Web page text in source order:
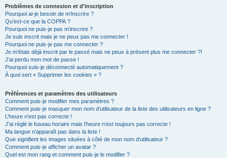
Problèmes de connexion et d’inscription
Pourquoi ai-je besoin de m’inscrire ?
Qu’est-ce que la COPPA ?
Pourquoi ne puis-je pas m’inscrire ?
Je suis inscrit mais je ne peux pas me connecter !
Pourquoi ne puis-je pas me connecter ?
Je m’étais déjà inscrit par le passé mais ne peux à présent plus me connecter ?!
J’ai perdu mon mot de passe !
Pourquoi suis-je déconnecté automatiquement ?
À quoi sert « Supprimer les cookies » ?
Préférences et paramètres des utilisateurs
Comment puis-je modifier mes paramètres ?
Comment puis-je masquer mon nom d’utilisateur de la liste des utilisateurs en ligne ?
L’heure n’est pas correcte !
J’ai réglé le fuseau horaire mais l’heure n’est toujours pas correcte !
Ma langue n’apparaît pas dans la liste !
Que signifient les images situées à côté de mon nom d’utilisateur ?
Comment puis-je afficher un avatar ?
Quel est mon rang et comment puis-je le modifier ?